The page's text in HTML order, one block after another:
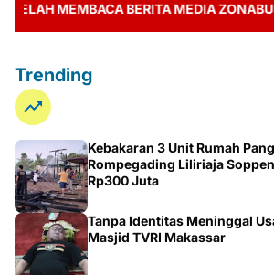
MEMBACA BERITA MEDIA ZONABUSER.ID
Trending
Kebakaran 3 Unit Rumah
Rompegading Liliriaja
Rp300 Juta
Tanpa Identitas Meninggal
Masjid TVRI Makassar